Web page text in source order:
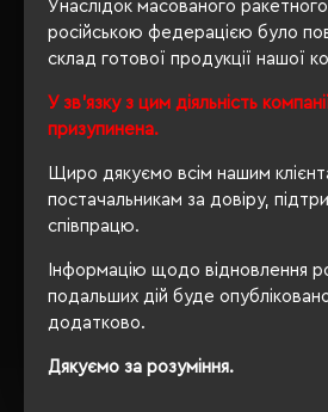
Унаслідок масованого
російською федерацією було
склад готової продукції нашої
У зв'язку з цим діяльність
призупинена.
Щиро дякуємо всім нашим
постачальникам за довіру,
співпрацю.
Інформацію щодо відновлення
подальших дій буде
додатково.
Дякуємо за розуміння.
РЕКОМЕНДУЄМО